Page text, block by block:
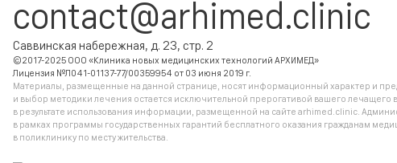
contact@arhimed.clinic
Саввинская набережная, д. 23, стр. 2
©2017-2025 ООО «Клиника новых медицинских технологий АРХИМЕД»
Лицензия №Л041-01137-77/00359954 от 03 июня 2019 г.
Материалы, размещенные на данной странице, носят информационный характер и
и выбор методики лечения остается исключительной прерогативой вашего
в результате использования информации, размещенной на сайте arhimed.clinic.
в рамках программы государственных гарантий бесплатного оказания гражданам
в поликлинику по месту жительства.